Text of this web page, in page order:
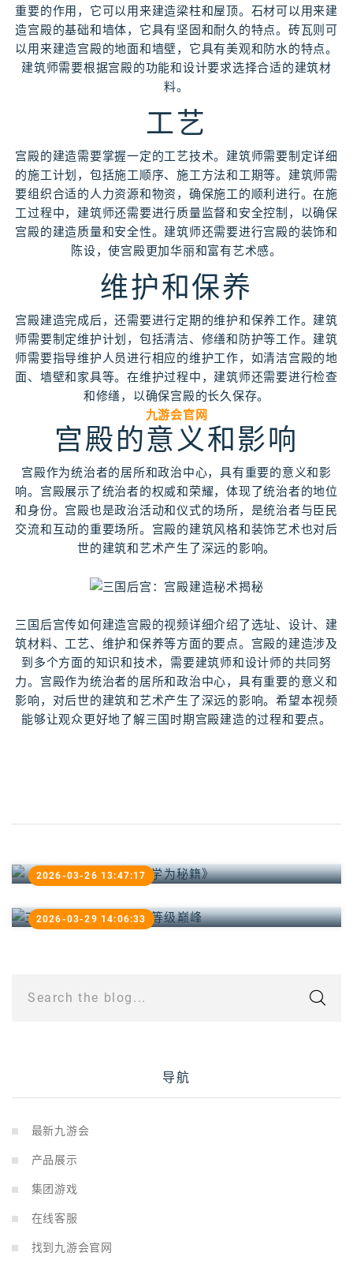
重要的作用，它可以用来建造梁柱和屋顶。石材可以用来建
造宫殿的基础和墙体，它具有坚固和耐久的特点。砖瓦则可
以用来建造宫殿的地面和墙壁，它具有美观和防水的特点。
建筑师需要根据宫殿的功能和设计要求选择合适的建筑材
料。
工艺
宫殿的建造需要掌握一定的工艺技术。建筑师需要制定详细
的施工计划，包括施工顺序、施工方法和工期等。建筑师需
要组织合适的人力资源和物资，确保施工的顺利进行。在施
工过程中，建筑师还需要进行质量监督和安全控制，以确保
宫殿的建造质量和安全性。建筑师还需要进行宫殿的装饰和
陈设，使宫殿更加华丽和富有艺术感。
维护和保养
宫殿建造完成后，还需要进行定期的维护和保养工作。建筑
师需要制定维护计划，包括清洁、修缮和防护等工作。建筑
师需要指导维护人员进行相应的维护工作，如清洁宫殿的地
面、墙壁和家具等。在维护过程中，建筑师还需要进行检查
和修缮，以确保宫殿的长久保存。
九游会官网
宫殿的意义和影响
宫殿作为统治者的居所和政治中心，具有重要的意义和影
响。宫殿展示了统治者的权威和荣耀，体现了统治者的地位
和身份。宫殿也是政治活动和仪式的场所，是统治者与臣民
交流和互动的重要场所。宫殿的建筑风格和装饰艺术也对后
世的建筑和艺术产生了深远的影响。
三国后宫传如何建造宫殿的视频详细介绍了选址、设计、建
筑材料、工艺、维护和保养等方面的要点。宫殿的建造涉及
到多个方面的知识和技术，需要建筑师和设计师的共同努
力。宫殿作为统治者的居所和政治中心，具有重要的意义和
影响，对后世的建筑和艺术产生了深远的影响。希望本视频
能够让观众更好地了解三国时期宫殿建造的过程和要点。
2026-03-26 13:47:17
2026-03-29 14:06:33
Search the blog...
导航
最新九游会
产品展示
集团游戏
在线客服
找到九游会官网